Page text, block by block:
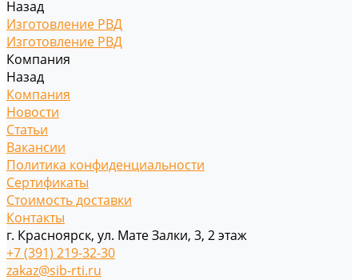
Назад
Изготовление РВД
Изготовление РВД
Компания
Назад
Компания
Новости
Статьи
Вакансии
Политика конфиденциальности
Сертификаты
Стоимость доставки
Контакты
г. Красноярск, ул. Мате Залки, 3, 2 этаж
+7 (391) 219-32-30
zakaz@sib-rti.ru